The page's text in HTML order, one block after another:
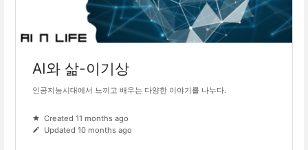
AI와 삶-이기상
인공지능시대에서 느끼고 배우는 다양한 이야기를 나누다.
Created 11 months ago
Updated 10 months ago